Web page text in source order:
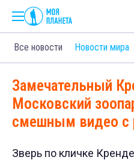
Все новости Новости мира
Замечательный
Московский
смешным видео с
Зверь по кличке